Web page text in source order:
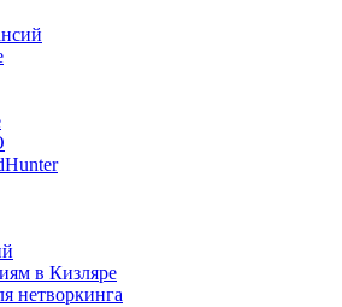
в Кизляре
нетворкинга